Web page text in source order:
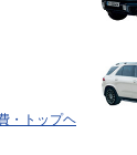
・トップヘ